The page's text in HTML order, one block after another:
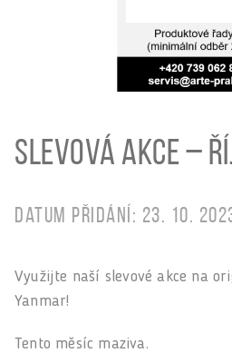
Slevová akce –
Datum přidání: 23. 10.
Využijte naší slevové akce na
Yanmar!
Tento měsíc maziva.